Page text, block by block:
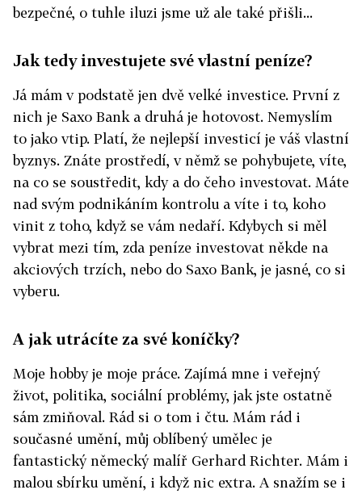
bezpečné, o tuhle iluzi jsme už ale také přišli...
Jak tedy investujete své vlastní peníze?
Já mám v podstatě jen dvě velké investice. První z
nich je Saxo Bank a druhá je hotovost. Nemyslím
to jako vtip. Platí, že nejlepší investicí je váš vlastní
byznys. Znáte prostředí, v němž se pohybujete, víte,
na co se soustředit, kdy a do čeho investovat. Máte
nad svým podnikáním kontrolu a víte i to, koho
vinit z toho, když se vám nedaří. Kdybych si měl
vybrat mezi tím, zda peníze investovat někde na
akciových trzích, nebo do Saxo Bank, je jasné, co si
vyberu.
A jak utrácíte za své koníčky?
Moje hobby je moje práce. Zajímá mne i veřejný
život, politika, sociální problémy, jak jste ostatně
sám zmiňoval. Rád si o tom i čtu. Mám rád i
současné umění, můj oblíbený umělec je
fantastický německý malíř Gerhard Richter. Mám i
malou sbírku umění, i když nic extra. A snažím se i